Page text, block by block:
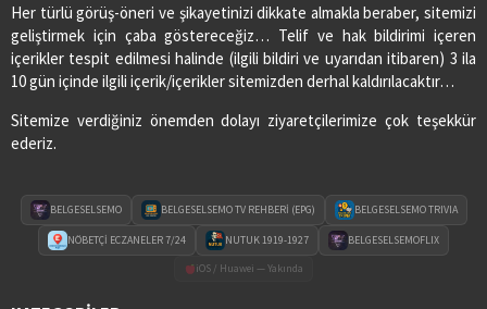
Her türlü görüş-öneri ve şikayetinizi dikkate almakla beraber, sitemizi
geliştirmek için çaba göstereceğiz… Telif ve hak bildirimi içeren
içerikler tespit edilmesi halinde (ilgili bildiri ve uyarıdan itibaren) 3 ila
10 gün içinde ilgili içerik/içerikler sitemizden derhal kaldırılacaktır…
Sitemize verdiğiniz önemden dolayı ziyaretçilerimize çok teşekkür
ederiz.
BELGESELSEMO BELGESELSEMO TV REHBERİ (EPG) BELGESELSEMO TRIVIA
NÖBETÇİ ECZANELER 7/24 NUTUK 1919-1927
BELGESELSEMOFLIX
iOS / Huawei — Yakında